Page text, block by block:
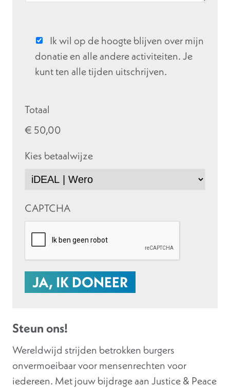
Ik wil op de hoogte blijven over mijn
donatie en alle andere activiteiten. Je
kunt ten alle tijden uitschrijven.
Totaal
€ 50,00
Kies betaalwijze
CAPTCHA
Steun ons!
Wereldwijd strijden betrokken burgers
onvermoeibaar voor mensenrechten voor
iedereen. Met jouw bijdrage aan Justice & Peace